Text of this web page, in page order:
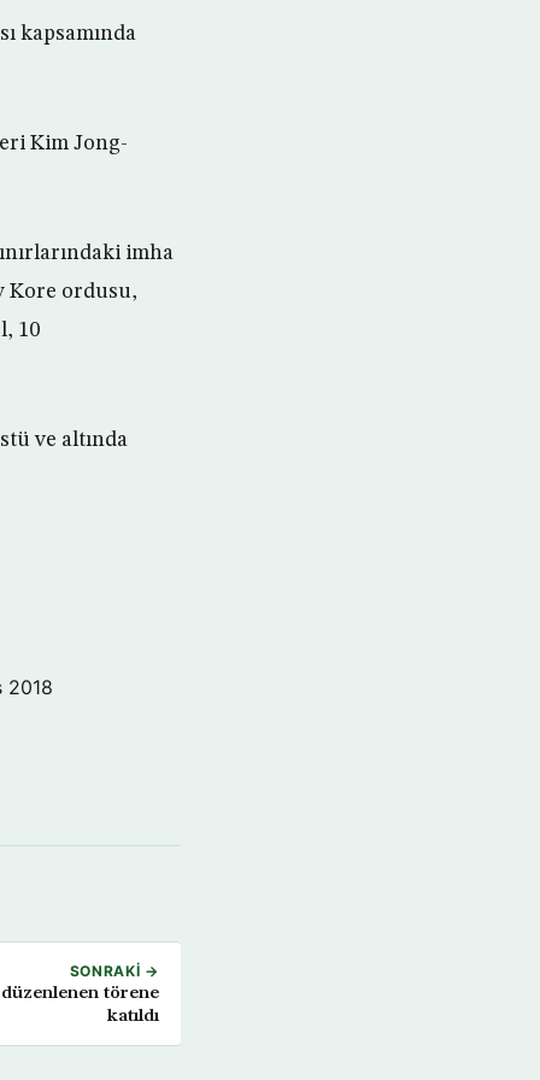
kapsamında
Kim Jong-
imha
Kore ordusu,
10
ve altında
2018
SONRAKI →
törene
katıldı